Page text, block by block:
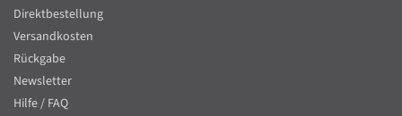
Direktbestellung
Versandkosten
Rückgabe
Newsletter
Hilfe / FAQ